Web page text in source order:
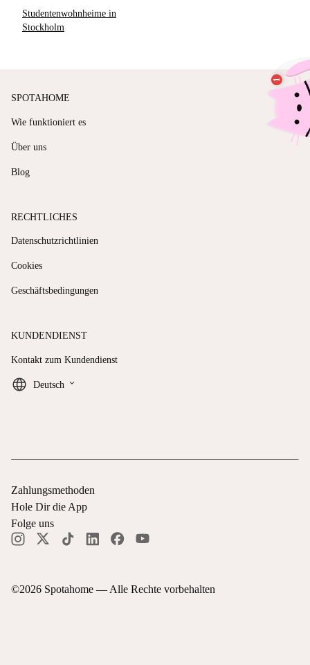
Studentenwohnheime in
Stockholm
SPOTAHOME
Wie funktioniert es
Über uns
Blog
RECHTLICHES
Datenschutzrichtlinien
Cookies
Geschäftsbedingungen
KUNDENDIENST
Kontakt zum Kundendienst
Deutsch keyboard_arrow_down
©2026 Spotahome — Alle Rechte vorbehalten
Zahlungsmethoden
Hole Dir die App
Folge uns